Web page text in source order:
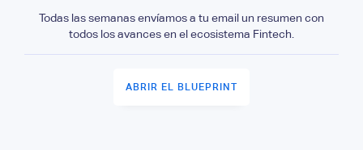
Todas las semanas envíamos a tu email un resumen con
todos los avances en el ecosistema Fintech.
ABRIR EL BLUEPRINT